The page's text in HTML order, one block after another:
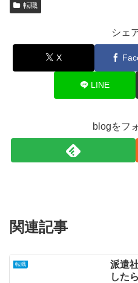
転職
シェ
X
LINE
blogをフ
関連記事
転職
派遣
した